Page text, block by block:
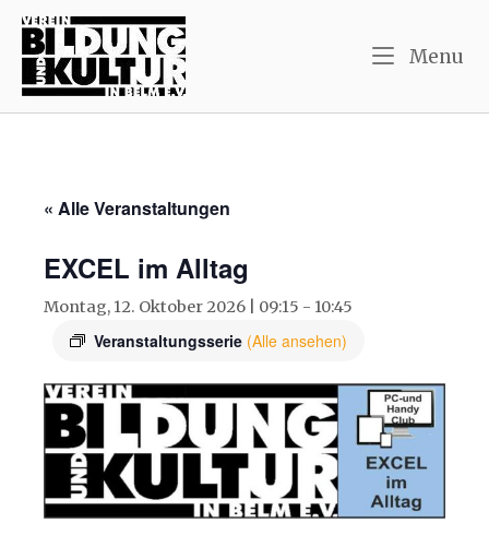
content
Home
Menu
« Alle Veranstaltungen
EXCEL im Alltag
Montag, 12. Oktober 2026 | 09:15 - 10:45
Veranstaltungsserie (Alle ansehen)